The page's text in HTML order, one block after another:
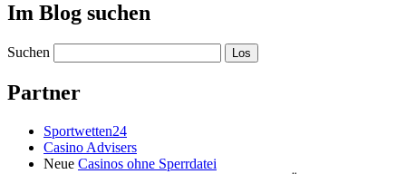
Im Blog suchen
Suchen
Partner
Sportwetten24
Casino Advisers
Neue Casinos ohne Sperrdatei